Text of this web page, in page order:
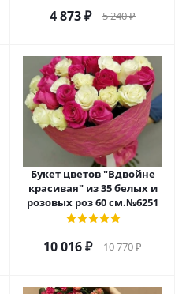
4 873₽ 5 240₽
Букет цветов "Вдвойне
красивая" из 35 белых и
розовых роз 60 см.№6251
10 016₽ 10 770₽